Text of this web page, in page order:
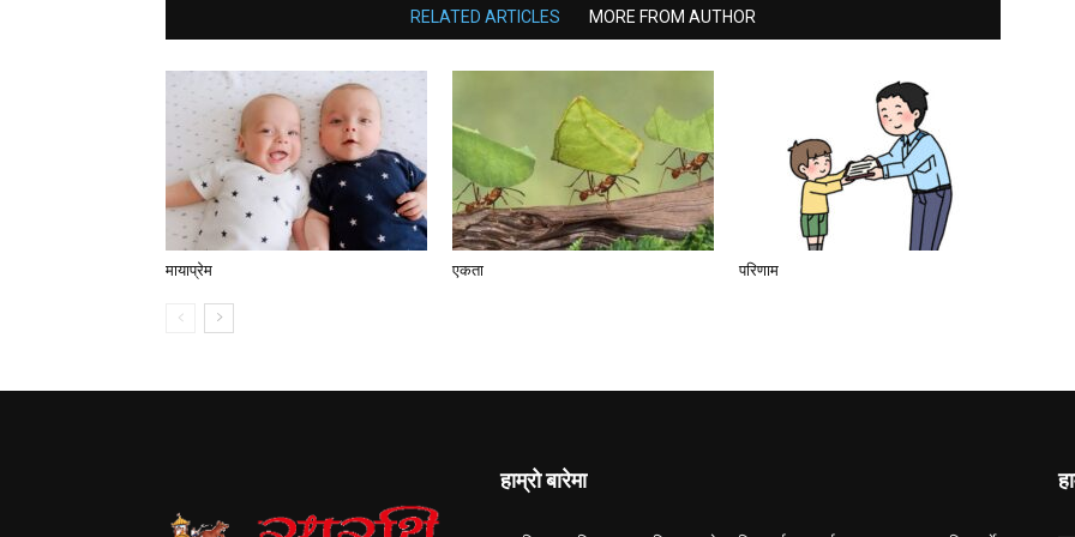
RELATED ARTICLES MORE FROM AUTHOR
मायाप्रेम एकता परिणाम
हाम्रो बारेमा